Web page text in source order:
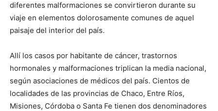
diferentes malformaciones se convirtieron durante su
viaje en elementos dolorosamente comunes de aquel
paisaje del interior del país.
Allí los casos por habitante de cáncer, trastornos
hormonales y malformaciones triplican la media nacional,
según asociaciones de médicos del país. Cientos de
localidades de las provincias de Chaco, Entre Ríos,
Misiones, Córdoba o Santa Fe tienen dos denominadores